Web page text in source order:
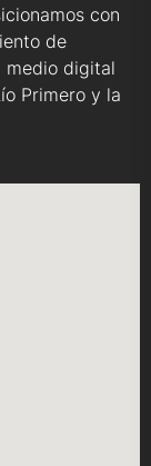
con
de
medio digital
Primero y la